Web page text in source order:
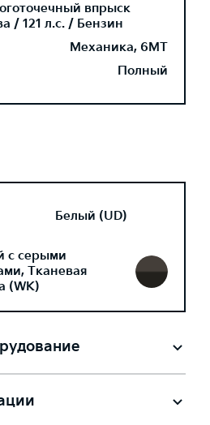
впрыск
/ 121 л.с. / Бензин
Механика, 6MT
Полный
Белый (UD)
с серыми
Тканевая
(WK)